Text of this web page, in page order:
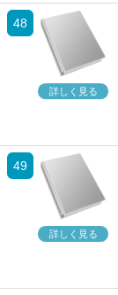
48
詳しく見る
49
詳しく見る